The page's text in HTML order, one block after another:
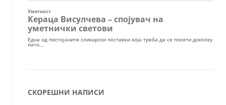
СКОРЕШНИ НАПИСИ